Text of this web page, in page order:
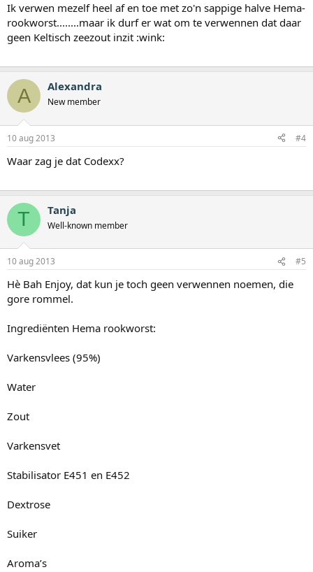
Ik verwen mezelf heel af en toe met zo'n sappige halve Hema-
rookworst........maar ik durf er wat om te verwennen dat daar
geen Keltisch zeezout inzit :wink:
A Alexandra
New member
10 aug 2013 #4
Waar zag je dat Codexx?
T Tanja
Well-known member
10 aug 2013 #5
Hè Bah Enjoy, dat kun je toch geen verwennen noemen, die
gore rommel.
Ingrediënten Hema rookworst:
Varkensvlees (95%)
Water
Zout
Varkensvet
Stabilisator E451 en E452
Dextrose
Suiker
Aroma’s